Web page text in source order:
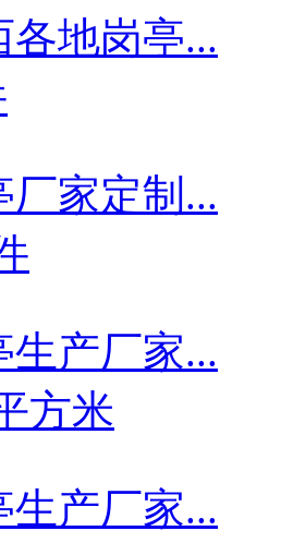
各地岗亭...
厂家定制...
生产厂家...
方米
生产厂家...